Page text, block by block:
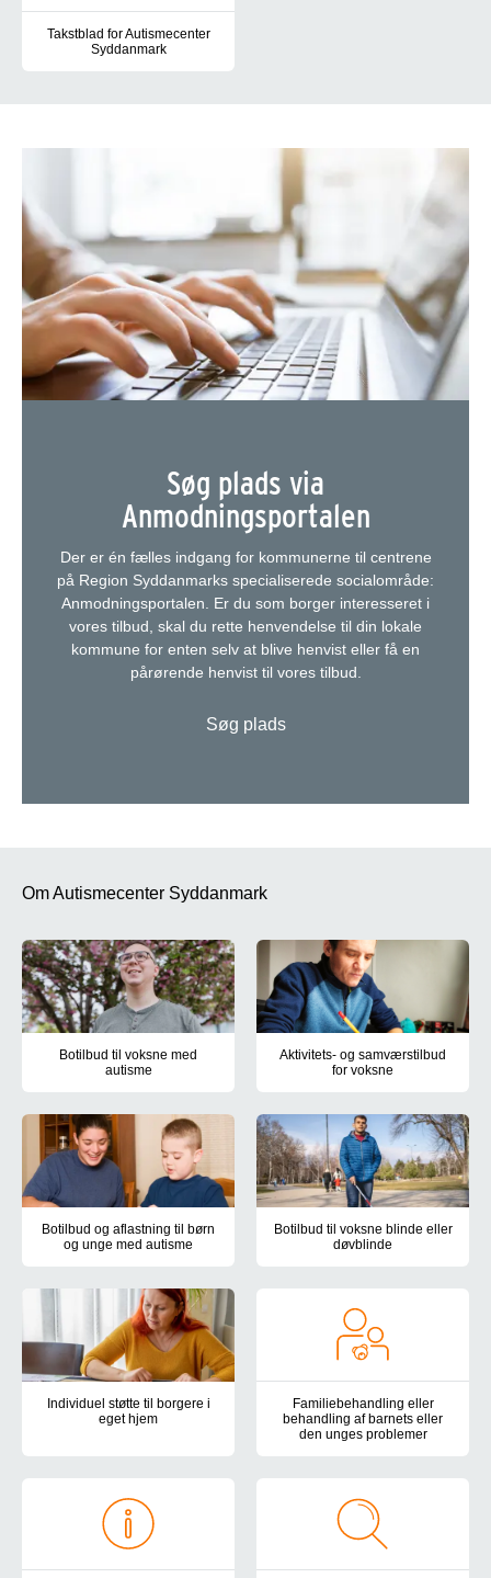
Takstblad for Autismecenter
Syddanmark
Søg plads via
Anmodningsportalen
Der er én fælles indgang for kommunerne til centrene
på Region Syddanmarks specialiserede socialområde:
Anmodningsportalen. Er du som borger interesseret i
vores tilbud, skal du rette henvendelse til din lokale
kommune for enten selv at blive henvist eller få en
pårørende henvist til vores tilbud.
Søg plads
Om Autismecenter Syddanmark
Botilbud til voksne med
autisme
Aktivitets- og samværstilbud
for voksne
Botilbud og aflastning til børn
og unge med autisme
Botilbud til voksne blinde eller
døvblinde
Individuel støtte til borgere i
eget hjem
Botilbuddene Holmehøj, Kirkevej og Teglgårdsparken tilbyder
Familiebehandling eller
behandling af barnets eller
den unges problemer